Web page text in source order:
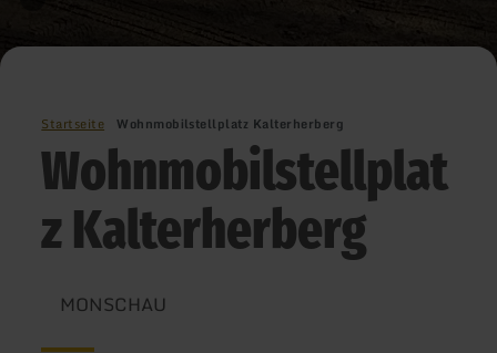
Startseite Wohnmobilstellplatz Kalterherberg
Wohnmobilstellplat
z Kalterherberg
MONSCHAU